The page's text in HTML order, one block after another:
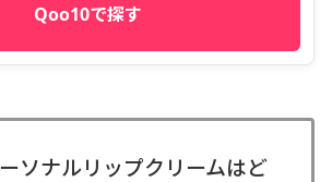
Qoo10で探す
ソナルリップクリームはど